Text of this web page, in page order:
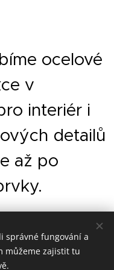
ocelové
v
interiér i
detailů
až po
správné fungování a
můžeme zajistit tu